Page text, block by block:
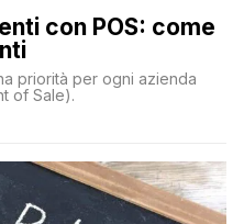
con POS: come
priorità per ogni azienda
of Sale).